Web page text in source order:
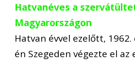
Hatvanéves a
Magyarországon
Hatvan évvel ezelőtt,
én Szegeden végezte el az